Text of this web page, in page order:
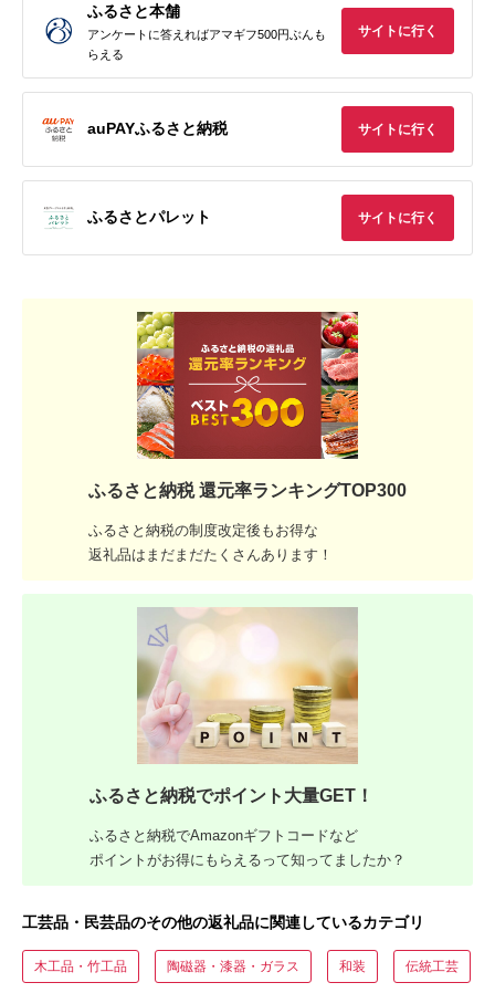
ふるさと本舗
アンケートに答えればアマギフ500円ぶんも
らえる
サイトに行く
auPAYふるさと納税 サイトに行く
ふるさとパレット サイトに行く
ふるさと納税 還元率ランキングTOP300
ふるさと納税の制度改定後もお得な
返礼品はまだまだたくさんあります！
ふるさと納税でポイント大量GET！
ふるさと納税でAmazonギフトコードなど
ポイントがお得にもらえるって知ってましたか？
工芸品・民芸品のその他の返礼品に関連しているカテゴリ
木工品・竹工品 陶磁器・漆器・ガラス 和装 伝統工芸